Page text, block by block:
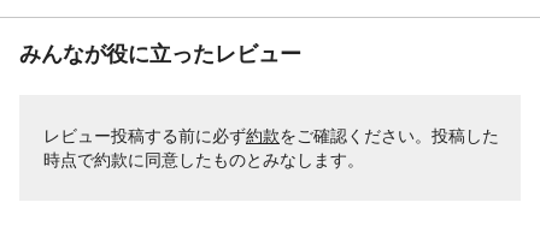
みんなが役に立ったレビュー
レビュー投稿する前に必ず約款をご確認ください。投稿した
時点で約款に同意したものとみなします。